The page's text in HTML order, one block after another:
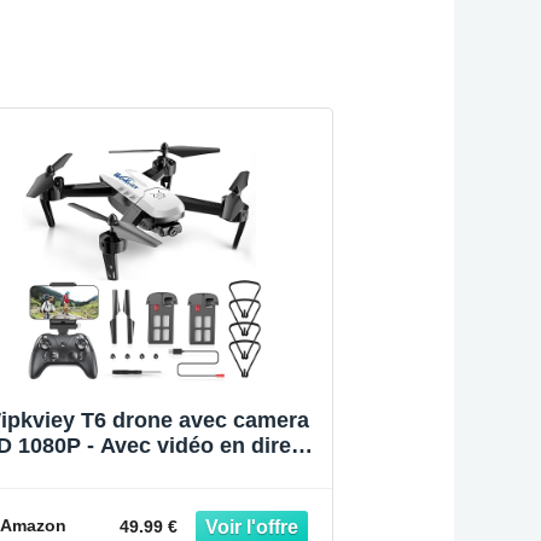
T6 drone avec camera
1080P - Avec vidéo en direct
gestuel, Commande vocale,
Amazon 49.99 €